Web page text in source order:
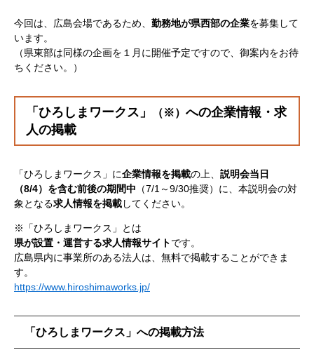
今回は、広島会場であるため、 勤務地が県西部の企業を募集して
います。
（県東部は同様の企画を１月に開催予定ですので、御案内をお待
ちください。）
「ひろしまワークス」 （※） への企業情報・求
人の掲載
「ひろしまワークス」に企業情報を掲載の上、 説明会当日
（8/4）を含む前後の期間中 （7/1～9/30推奨）に、本説明会の対
象となる求人情報を掲載してください。
※「ひろしまワークス」とは
県が設置・運営する求人情報サイトです。
広島県内に事業所のある法人は、無料で掲載することができま
す。
https://www.hiroshimaworks.jp/
「ひろしまワークス」への掲載方法